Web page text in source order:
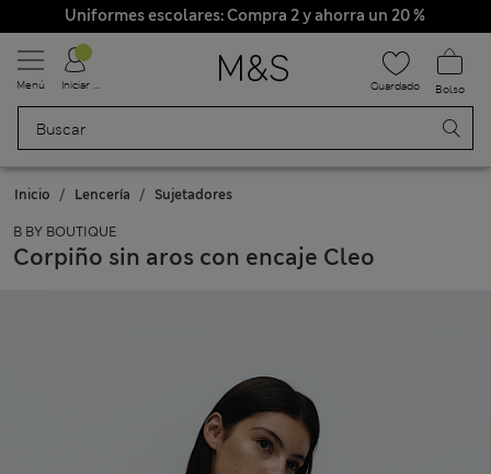
Uniformes escolares: Compra 2 y ahorra un 20 %
Menú Iniciar sesión Guardado Bolso
Inicio Lencería Sujetadores
B BY BOUTIQUE
Corpiño sin aros con encaje Cleo